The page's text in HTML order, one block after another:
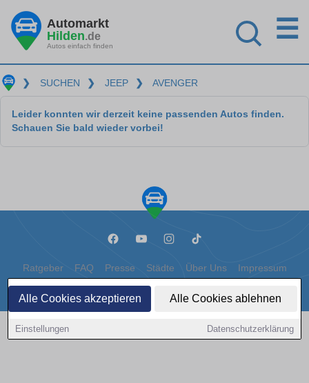
Alle Cookies akzeptieren Alle Cookies ablehnen
Einstellungen Datenschutzerklärung
Automarkt
Hilden.de
Autos einfach finden
☰
❯ SUCHEN ❯ JEEP ❯ AVENGER
Leider konnten wir derzeit keine passenden Autos finden.
Schauen Sie bald wieder vorbei!
Ratgeber FAQ Presse Städte Über Uns Impressum
Datenschutz Cookies
Copyright © 2000 - 2026 | 1A Infosysteme GmbH | Content by: 1a-sites-autos